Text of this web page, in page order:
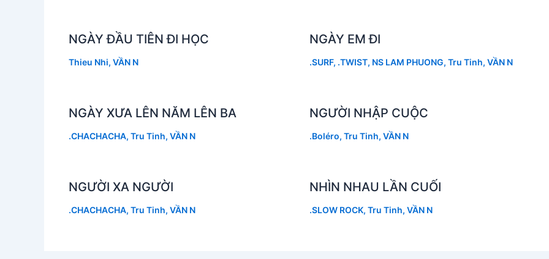
NGÀY ĐẦU TIÊN ĐI HỌC
Thieu Nhi, VẦN N
NGÀY EM ĐI
.SURF, .TWIST, NS LAM PHUONG, Tru Tinh, VẦN N
NGÀY XƯA LÊN NĂM LÊN BA
.CHACHACHA, Tru Tinh, VẦN N
NGƯỜI NHẬP CUỘC
.Boléro, Tru Tinh, VẦN N
NGƯỜI XA NGƯỜI
.CHACHACHA, Tru Tinh, VẦN N
NHÌN NHAU LẦN CUỐI
.SLOW ROCK, Tru Tinh, VẦN N